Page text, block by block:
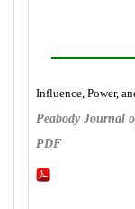
Influence, Power,
Peabody Journal
PDF